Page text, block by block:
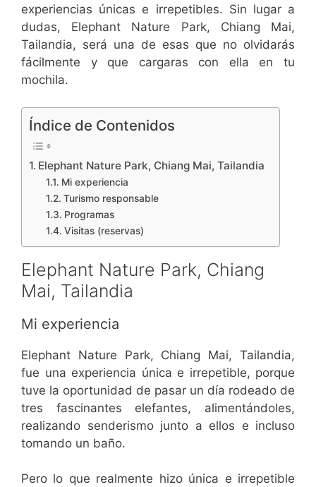
experiencias únicas e irrepetibles. Sin lugar a
dudas, Elephant Nature Park, Chiang Mai,
Tailandia, será una de esas que no olvidarás
fácilmente y que cargaras con ella en tu
mochila.
Índice de Contenidos
Elephant Nature Park, Chiang Mai, Tailandia
Mi experiencia
Turismo responsable
Programas
Visitas (reservas)
Elephant Nature Park, Chiang
Mai, Tailandia
Mi experiencia
Elephant Nature Park, Chiang Mai, Tailandia,
fue una experiencia única e irrepetible, porque
tuve la oportunidad de pasar un día rodeado de
tres fascinantes elefantes, alimentándoles,
realizando senderismo junto a ellos e incluso
tomando un baño.
Pero lo que realmente hizo única e irrepetible